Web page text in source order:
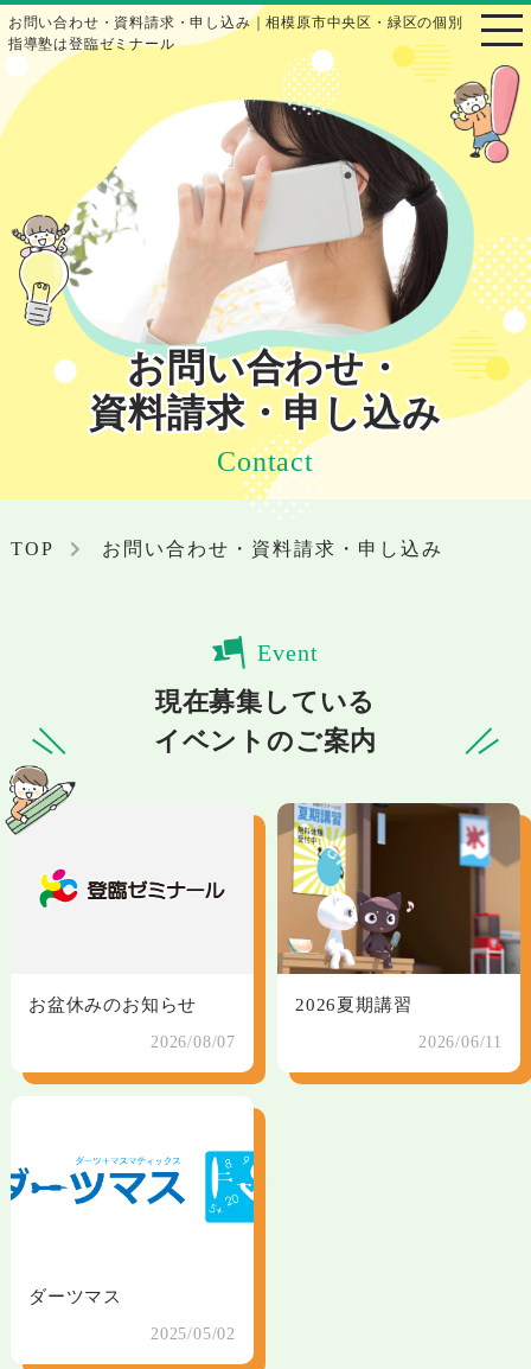
お問い合わせ・資料請求・申し込み｜相模原市中央区・緑区の個別
指導塾は登臨ゼミナール
お問い合わせ・
資料請求・申し込み
Contact
TOP お問い合わせ・資料請求・申し込み
Event
現在募集している
イベントのご案内
お盆休みのお知らせ
2026/08/07
2026夏期講習
2026/06/11
ダーツマス
2025/05/02